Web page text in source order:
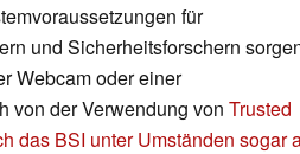
für
und Sicherheitsforschern
Webcam oder einer
von der Verwendung von Trusted
das BSI unter Umständen sogar